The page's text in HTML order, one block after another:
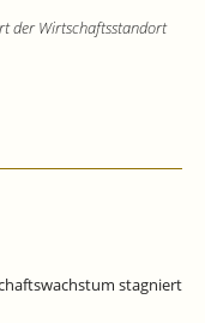
der Wirtschaftsstandort
stagniert